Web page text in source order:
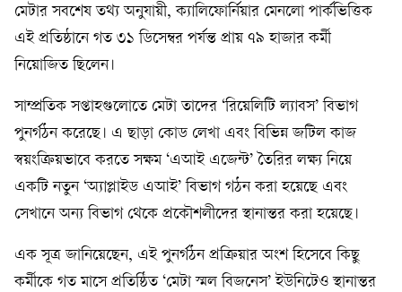
মেটার সবশেষ তথ্য অনুযায়ী, ক্যালিফোর্নিয়ার মেনলো পার্কভিত্তিক
এই প্রতিষ্ঠানে গত ৩১ ডিসেম্বর পর্যন্ত প্রায় ৭৯ হাজার কর্মী
নিয়োজিত ছিলেন।
সাম্প্রতিক সপ্তাহগুলোতে মেটা তাদের ‘রিয়েলিটি ল্যাবস’ বিভাগ
পুনর্গঠন করেছে। এ ছাড়া কোড লেখা এবং বিভিন্ন জটিল কাজ
স্বয়ংক্রিয়ভাবে করতে সক্ষম ‘এআই এজেন্ট’ তৈরির লক্ষ্য নিয়ে
একটি নতুন ‘অ্যাপ্লাইড এআই’ বিভাগ গঠন করা হয়েছে এবং
সেখানে অন্য বিভাগ থেকে প্রকৌশলীদের স্থানান্তর করা হয়েছে।
এক সূত্র জানিয়েছেন, এই পুনর্গঠন প্রক্রিয়ার অংশ হিসেবে কিছু
কর্মীকে গত মাসে প্রতিষ্ঠিত ‘মেটা স্মল বিজনেস’ ইউনিটেও স্থানান্তর